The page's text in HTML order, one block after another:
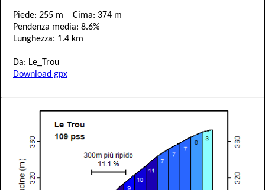
Piede: 255 m Cima: 374 m
Pendenza media: 8.6%
Lunghezza: 1.4 km
Da: Le_Trou
Download gpx